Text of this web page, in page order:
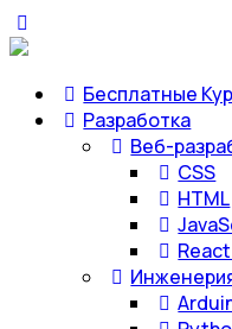
Бесплатные
Разработка
Веб-
CSS
HTML